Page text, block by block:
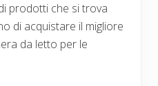
prodotti che si trova
di acquistare il migliore
da letto per le